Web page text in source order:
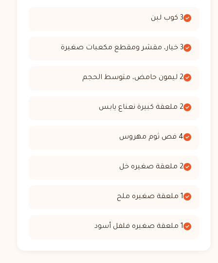
3 كوب لبن
3 خيار، مقشر ومقطع مكعبات صغيرة
2 ليمون حامض، متوسط الحجم
2 ملعقة كبيرة نعناع يابس
4 فص ثوم مهروس
2 ملعقة صغيره خل
1 ملعقة صغيره ملح
1 ملعقة صغيره فلفل أسود